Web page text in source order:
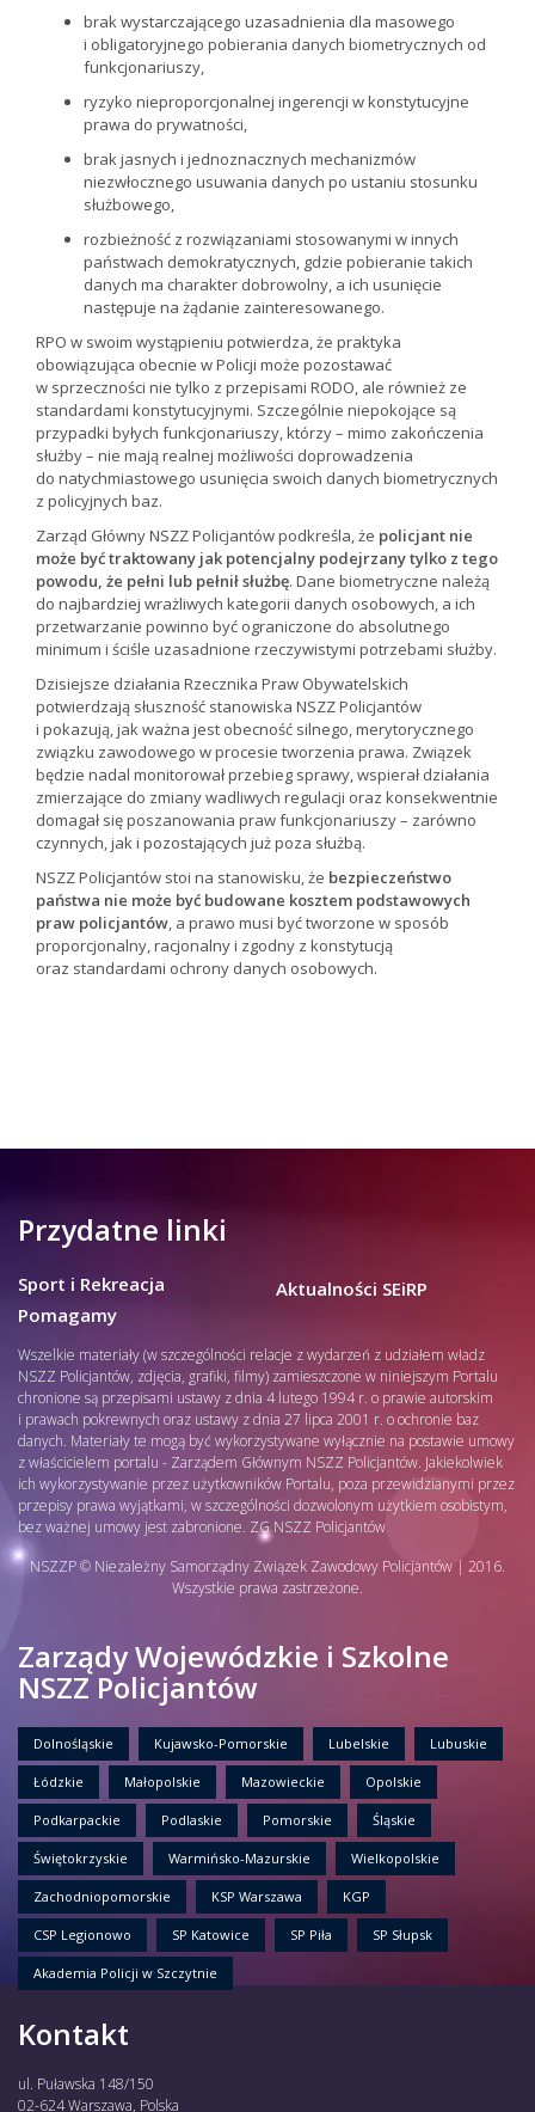
brak wystarczającego uzasadnienia dla masowego
i obligatoryjnego pobierania danych biometrycznych od
funkcjonariuszy,
ryzyko nieproporcjonalnej ingerencji w konstytucyjne
prawa do prywatności,
brak jasnych i jednoznacznych mechanizmów
niezwłocznego usuwania danych po ustaniu stosunku
służbowego,
rozbieżność z rozwiązaniami stosowanymi w innych
państwach demokratycznych, gdzie pobieranie takich
danych ma charakter dobrowolny, a ich usunięcie
następuje na żądanie zainteresowanego.
RPO w swoim wystąpieniu potwierdza, że praktyka
obowiązująca obecnie w Policji może pozostawać
w sprzeczności nie tylko z przepisami RODO, ale również ze
standardami konstytucyjnymi. Szczególnie niepokojące są
przypadki byłych funkcjonariuszy, którzy – mimo zakończenia
służby – nie mają realnej możliwości doprowadzenia
do natychmiastowego usunięcia swoich danych biometrycznych
z policyjnych baz.
Zarząd Główny NSZZ Policjantów podkreśla, że policjant nie
może być traktowany jak potencjalny podejrzany tylko z tego
powodu, że pełni lub pełnił służbę. Dane biometryczne należą
do najbardziej wrażliwych kategorii danych osobowych, a ich
przetwarzanie powinno być ograniczone do absolutnego
minimum i ściśle uzasadnione rzeczywistymi potrzebami służby.
Dzisiejsze działania Rzecznika Praw Obywatelskich
potwierdzają słuszność stanowiska NSZZ Policjantów
i pokazują, jak ważna jest obecność silnego, merytorycznego
związku zawodowego w procesie tworzenia prawa. Związek
będzie nadal monitorował przebieg sprawy, wspierał działania
zmierzające do zmiany wadliwych regulacji oraz konsekwentnie
domagał się poszanowania praw funkcjonariuszy – zarówno
czynnych, jak i pozostających już poza służbą.
NSZZ Policjantów stoi na stanowisku, że bezpieczeństwo
państwa nie może być budowane kosztem podstawowych
praw policjantów, a prawo musi być tworzone w sposób
proporcjonalny, racjonalny i zgodny z konstytucją
oraz standardami ochrony danych osobowych.
Przydatne linki
Sport i Rekreacja
Pomagamy
Aktualności SEiRP
Wszelkie materiały (w szczególności relacje z wydarzeń z udziałem władz
NSZZ Policjantów, zdjęcia, grafiki, filmy) zamieszczone w niniejszym Portalu
chronione są przepisami ustawy z dnia 4 lutego 1994 r. o prawie autorskim
i prawach pokrewnych oraz ustawy z dnia 27 lipca 2001 r. o ochronie baz
danych. Materiały te mogą być wykorzystywane wyłącznie na postawie umowy
z właścicielem portalu - Zarządem Głównym NSZZ Policjantów. Jakiekolwiek
ich wykorzystywanie przez użytkowników Portalu, poza przewidzianymi przez
przepisy prawa wyjątkami, w szczególności dozwolonym użytkiem osobistym,
bez ważnej umowy jest zabronione. ZG NSZZ Policjantów
NSZZP © Niezależny Samorządny Związek Zawodowy Policjantów | 2016.
Wszystkie prawa zastrzeżone.
Zarządy Wojewódzkie i Szkolne
NSZZ Policjantów
Dolnośląskie Kujawsko-Pomorskie Lubelskie Lubuskie
Łódzkie Małopolskie Mazowieckie Opolskie
Podkarpackie Podlaskie Pomorskie Śląskie
Świętokrzyskie Warmińsko-Mazurskie Wielkopolskie
Zachodniopomorskie KSP Warszawa KGP
CSP Legionowo SP Katowice SP Piła SP Słupsk
Akademia Policji w Szczytnie
Kontakt
ul. Puławska 148/150
02-624 Warszawa, Polska